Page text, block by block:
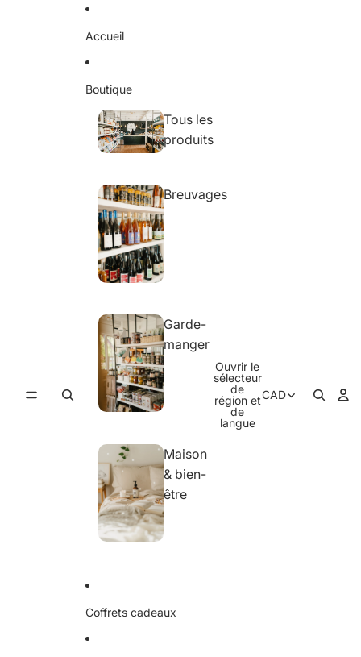
Accueil
Boutique
Tous les
produits
Breuvages
Garde-
manger
Maison
& bien-
être
Coffrets cadeaux
Ouvrir le
sélecteur
de
région et
de
langue
CAD